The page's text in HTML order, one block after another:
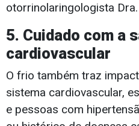
otorrinolaringologista
5. Cuidado com a
cardiovascular
O frio também traz
sistema cardiovascular,
e pessoas com